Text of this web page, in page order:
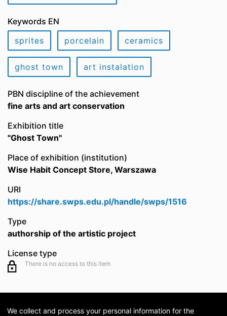
Keywords EN
sprites
porcelain ceramics
ghost town art instalation
PBN discipline of the achievement
fine arts and art conservation
Exhibition title
"Ghost Town"
Place of exhibition (institution)
Wise Habit Concept Store, Warszawa
URI
https://share.swps.edu.pl/handle/swps/1516
Type
authorship of the artistic project
License type
There is no access to this item
We collect and process your personal information for the